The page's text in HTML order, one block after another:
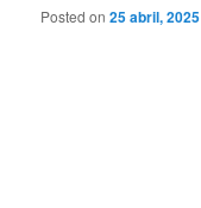
Posted on25 abril, 2025